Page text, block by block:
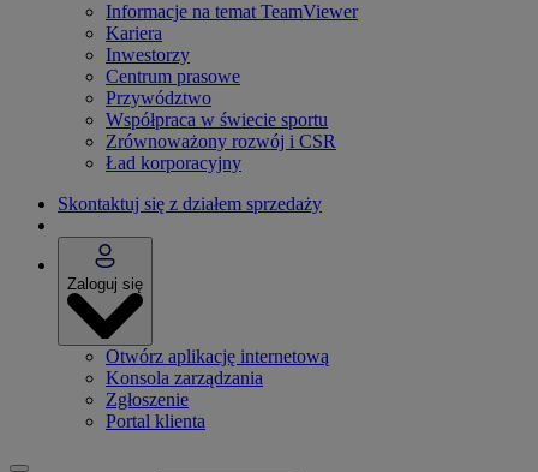
Informacje na temat TeamViewer
Kariera
Inwestorzy
Centrum prasowe
Przywództwo
Współpraca w świecie sportu
Zrównoważony rozwój i CSR
Ład korporacyjny
Skontaktuj się z działem sprzedaży
Zaloguj się
Otwórz aplikację internetową
Konsola zarządzania
Zgłoszenie
Portal klienta